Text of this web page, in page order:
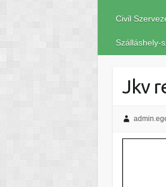
Civil
Szálláshely-
Jkv